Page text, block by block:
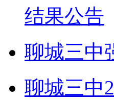
结果公告
聊城三中
聊城三中